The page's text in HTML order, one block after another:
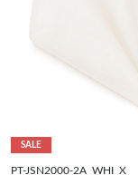
SALE
PT-JSN2000-2A_WHI_X